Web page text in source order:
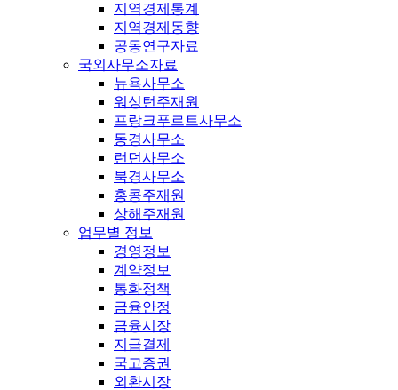
지역경제통계
지역경제동향
공동연구자료
국외사무소자료
뉴욕사무소
워싱턴주재원
프랑크푸르트사무소
동경사무소
런던사무소
북경사무소
홍콩주재원
상해주재원
업무별 정보
경영정보
계약정보
통화정책
금융안정
금융시장
지급결제
국고증권
외환시장